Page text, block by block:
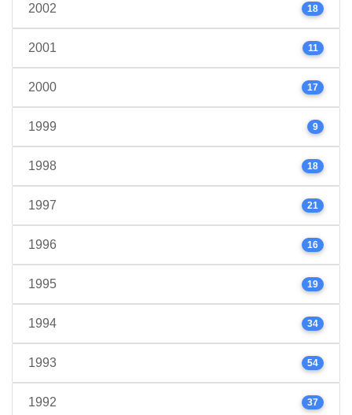
2002 18
2001 11
2000 17
1999 9
1998 18
1997 21
1996 16
1995 19
1994 34
1993 54
1992 37